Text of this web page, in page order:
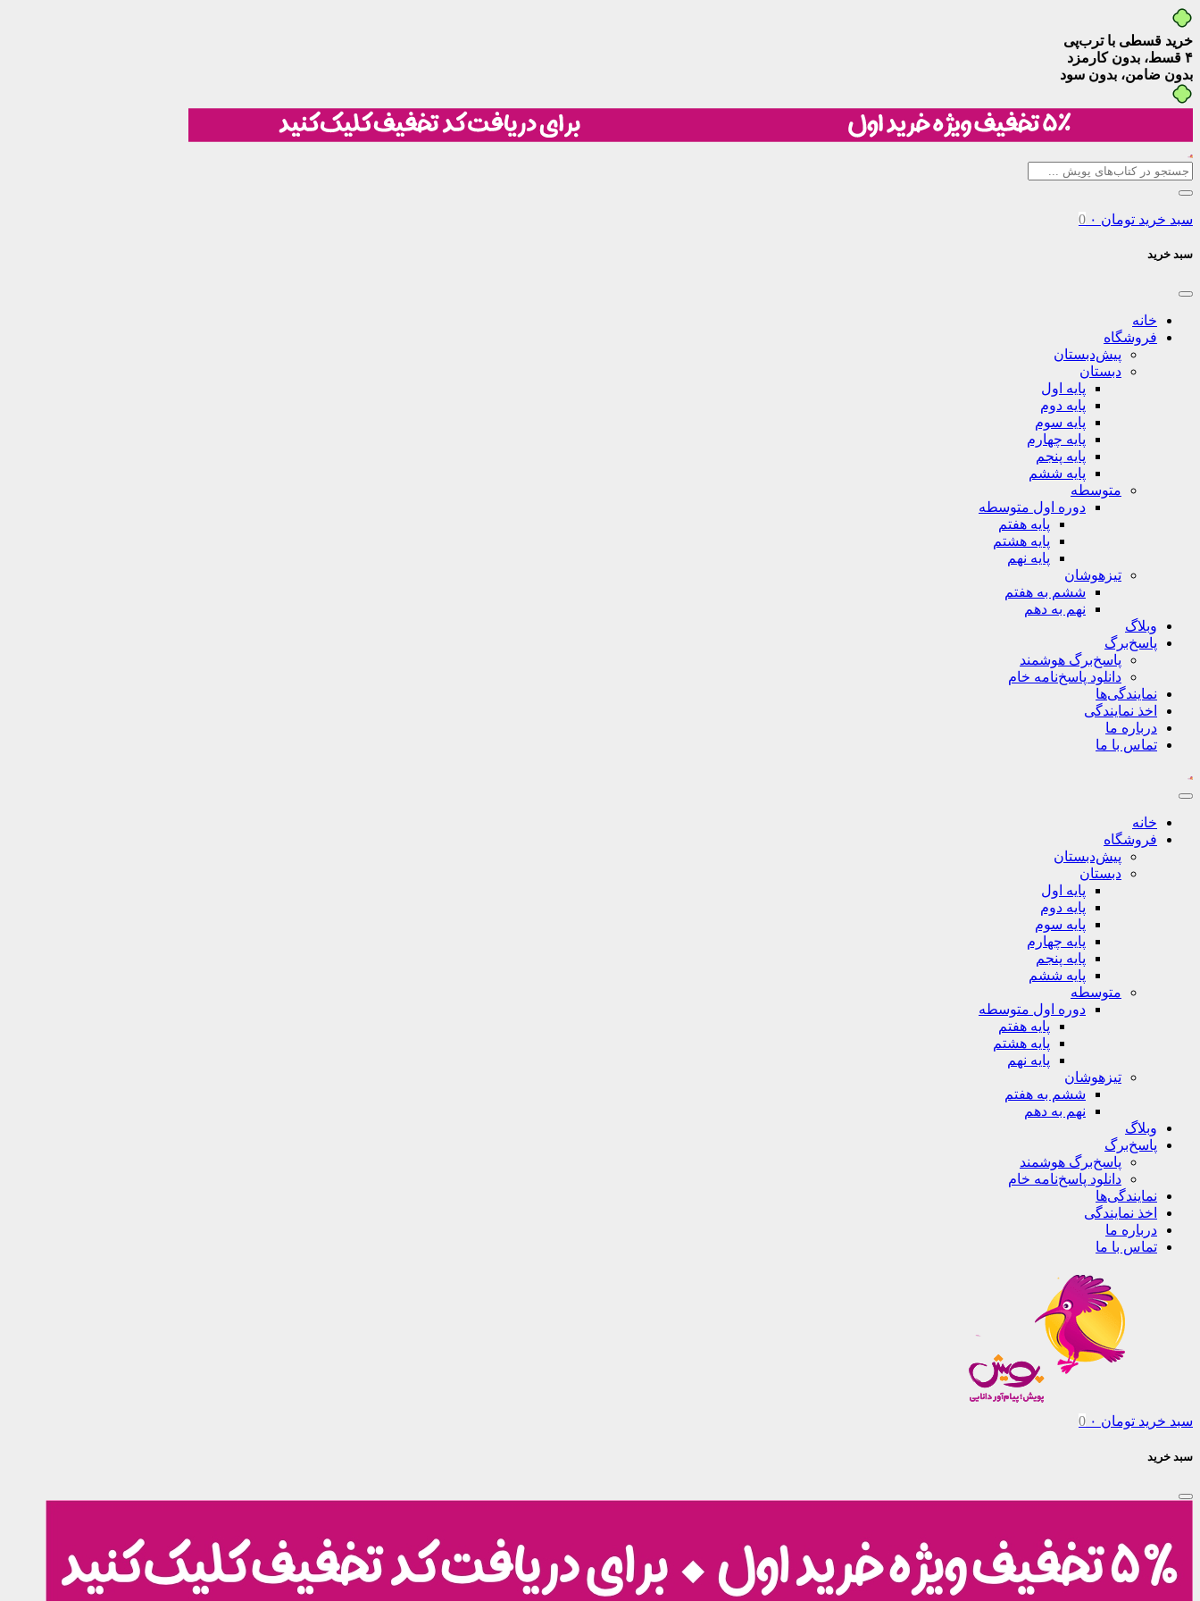
خرید قسطی با ترب‌پی
۴ قسط، بدون کارمزد
بدون ضامن، بدون سود
سبد خرید تومان 0
سبد خرید
خانه
فروشگاه
پیش‌دبستان
دبستان
پایه اول
پایه دوم
پایه سوم
پایه چهارم
پایه پنجم
پایه ششم
متوسطه
دوره اول متوسطه
پایه هفتم
پایه هشتم
پایه نهم
تیزهوشان
ششم به هفتم
نهم به دهم
وبلاگ
پاسخ‌برگ
پاسخ‌برگ‌ هوشمند
دانلود پاسخ‌نامه خام
نمایندگی‌ها
اخذ نمایندگی
درباره ما
تماس با ما
خانه
فروشگاه
پیش‌دبستان
دبستان
پایه اول
پایه دوم
پایه سوم
پایه چهارم
پایه پنجم
پایه ششم
متوسطه
دوره اول متوسطه
پایه هفتم
پایه هشتم
پایه نهم
تیزهوشان
ششم به هفتم
نهم به دهم
وبلاگ
پاسخ‌برگ
پاسخ‌برگ‌ هوشمند
دانلود پاسخ‌نامه خام
نمایندگی‌ها
اخذ نمایندگی
درباره ما
تماس با ما
سبد خرید تومان 0
سبد خرید